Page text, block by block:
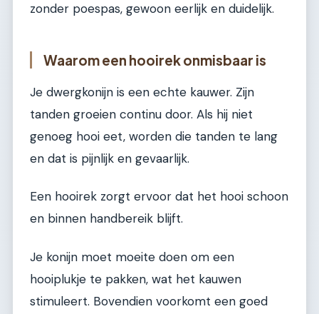
zonder poespas, gewoon eerlijk en duidelijk.
Waarom een hooirek onmisbaar is
Je dwergkonijn is een echte kauwer. Zijn
tanden groeien continu door. Als hij niet
genoeg hooi eet, worden die tanden te lang
en dat is pijnlijk en gevaarlijk.
Een hooirek zorgt ervoor dat het hooi schoon
en binnen handbereik blijft.
Je konijn moet moeite doen om een
hooiplukje te pakken, wat het kauwen
stimuleert. Bovendien voorkomt een goed